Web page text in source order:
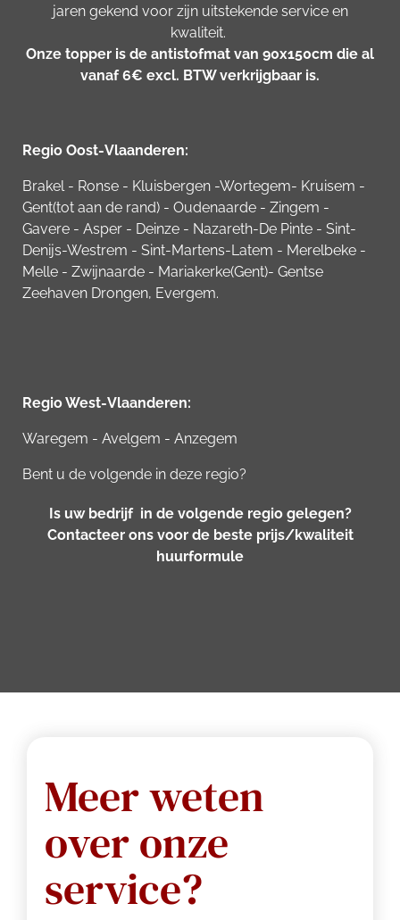
jaren gekend voor zijn uitstekende service en
kwaliteit.
Onze topper is de antistofmat van 90x150cm die al
vanaf 6€ excl. BTW verkrijgbaar is.
Regio Oost-Vlaanderen:
Brakel - Ronse - Kluisbergen -Wortegem- Kruisem -
Gent(tot aan de rand) - Oudenaarde - Zingem -
Gavere - Asper - Deinze - Nazareth-De Pinte - Sint-
Denijs-Westrem - Sint-Martens-Latem - Merelbeke -
Melle - Zwijnaarde - Mariakerke(Gent)- Gentse
Zeehaven Drongen, Evergem.
Regio West-Vlaanderen:
Waregem - Avelgem - Anzegem
Bent u de volgende in deze regio?
Is uw bedrijf in de volgende regio gelegen?
Contacteer ons voor de beste prijs/kwaliteit
huurformule
Meer weten
over onze
service?